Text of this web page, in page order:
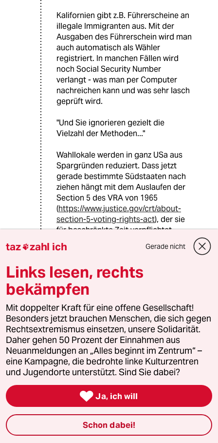
Kalifornien gibt z.B. Führerscheine an
illegale Immigranten aus. Mit der
Ausgaben des Führerschein wird man
auch automatisch als Wähler
registriert. In manchen Fällen wird
noch Social Security Number
verlangt - was man per Computer
nachreichen kann und was sehr lasch
geprüft wird.
"Und Sie ignorieren gezielt die
Vielzahl der Methoden..."
Wahllokale werden in ganz USa aus
Spargründen reduziert. Dass jetzt
gerade bestimmte Südstaaten nach
ziehen hängt mit dem Auslaufen der
Section 5 des VRA von 1965
(https://www.justice.gov/crt/about-
section-5-voting-rights-act), der sie
für beschränkte Zeit verpflichtet
hatte eine überproportionale Anzahl
der Wahllokale zu öffnen.
Nun, das Handling von den Primaries
zeigt deutlich, wer von den beiden
Parteien sich mehr dem
demokratischen Prozeß verpflichtet
fühlt.
M Mephisto
29.11.2016,19:11 Uhr
Mist, Sie waren schneller, aber es
stimmt: Es gibt in den USA Staaten,
Wählerverzeichniss eingetragem,
sobald Sie ein Nummernschild eines
taz zahl ich Gerade nicht
Links lesen, rechts
bekämpfen
Mit doppelter Kraft für eine offene Gesellschaft!
Besonders jetzt brauchen Menschen, die sich gegen
Rechtsextremismus einsetzen, unsere Solidarität.
Daher gehen 50 Prozent der Einnahmen aus
Neuanmeldungen an „Alles beginnt im Zentrum“ –
eine Kampagne, die bedrohte linke Kulturzentren
und Jugendorte unterstützt. Sind Sie dabei?
 Ja, ich will
Schon dabei!